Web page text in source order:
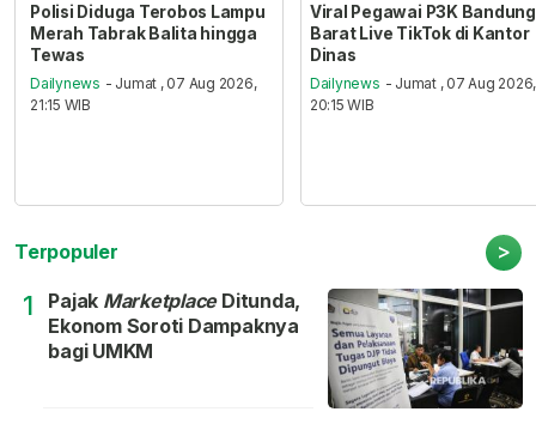
Polisi Diduga Terobos Lampu
Merah Tabrak Balita hingga
Tewas
Dailynews - Jumat , 07 Aug 2026,
21:15 WIB
Viral Pegawai P3K Bandung
Barat Live TikTok di Kantor
Dinas
Dailynews - Jumat , 07 Aug 2026,
20:15 WIB
Terpopuler >
1 Pajak MarketplaceDitunda,
Ekonom Soroti Dampaknya
bagi UMKM